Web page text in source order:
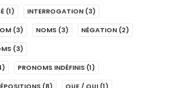
(1) INTERROGATION (3)
(3) NOMS (3) NÉGATION (2)
(3)
PRONOMS INDÉFINIS (1)